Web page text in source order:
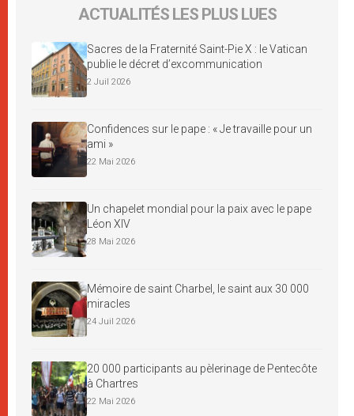
ACTUALITÉS LES PLUS LUES
Sacres de la Fraternité Saint-Pie X : le Vatican
publie le décret d’excommunication
2 Juil 2026
Confidences sur le pape : « Je travaille pour un
ami »
22 Mai 2026
Un chapelet mondial pour la paix avec le pape
Léon XIV
28 Mai 2026
Mémoire de saint Charbel, le saint aux 30 000
miracles
24 Juil 2026
20 000 participants au pèlerinage de Pentecôte
à Chartres
22 Mai 2026